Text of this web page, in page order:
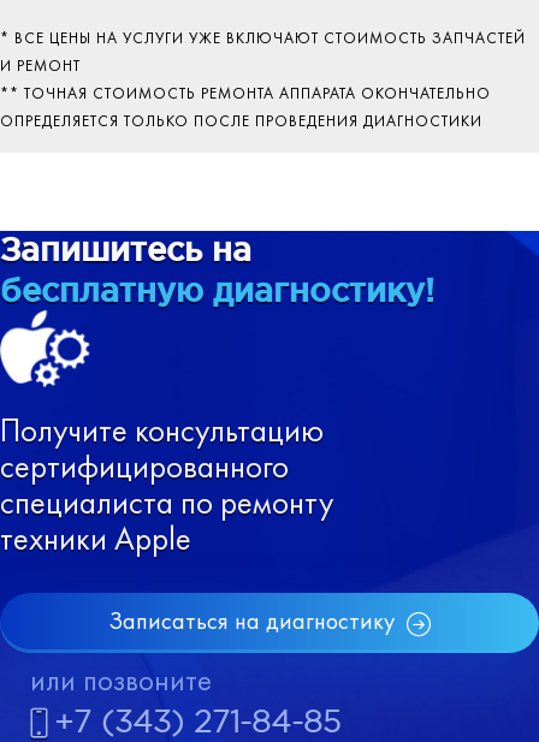
* ВСЕ ЦЕНЫ НА УСЛУГИ УЖЕ ВКЛЮЧАЮТ СТОИМОСТЬ ЗАПЧАСТЕЙ
И РЕМОНТ
** ТОЧНАЯ СТОИМОСТЬ РЕМОНТА АППАРАТА ОКОНЧАТЕЛЬНО
ОПРЕДЕЛЯЕТСЯ ТОЛЬКО ПОСЛЕ ПРОВЕДЕНИЯ ДИАГНОСТИКИ
Запишитесь на
бесплатную диагностику!
Получите консультацию
сертифицированного
специалиста по ремонту
техники Apple
Записаться на диагностику
или позвоните
+7 (343) 271-84-85